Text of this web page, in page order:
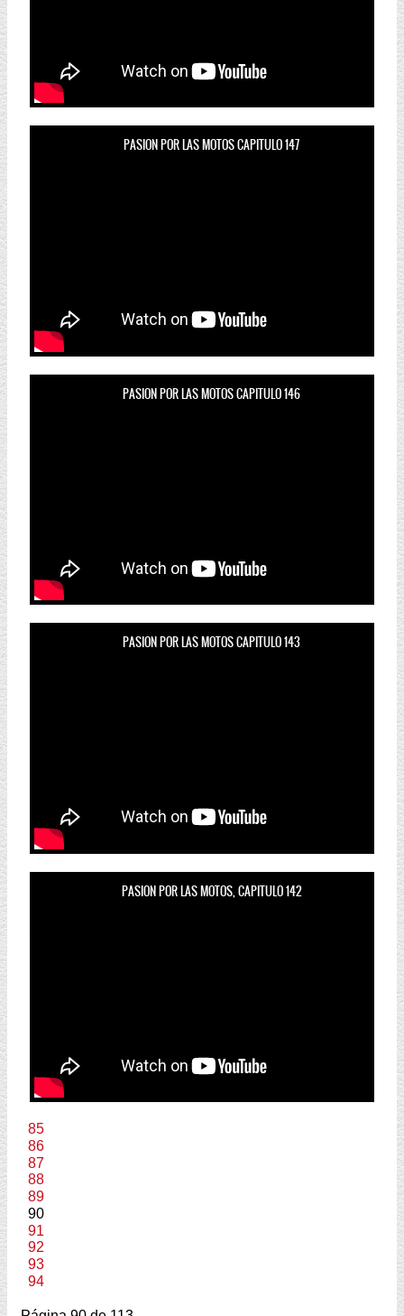
PASION POR LAS MOTOS CAPITULO 147
PASION POR LAS MOTOS CAPITULO 146
PASION POR LAS MOTOS CAPITULO 143
PASION POR LAS MOTOS, CAPITULO 142
85
86
87
88
89
90
91
92
93
94